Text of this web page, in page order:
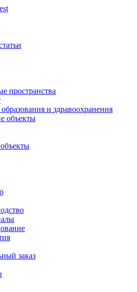
пространства
и здравоохранения
объекты
заказ